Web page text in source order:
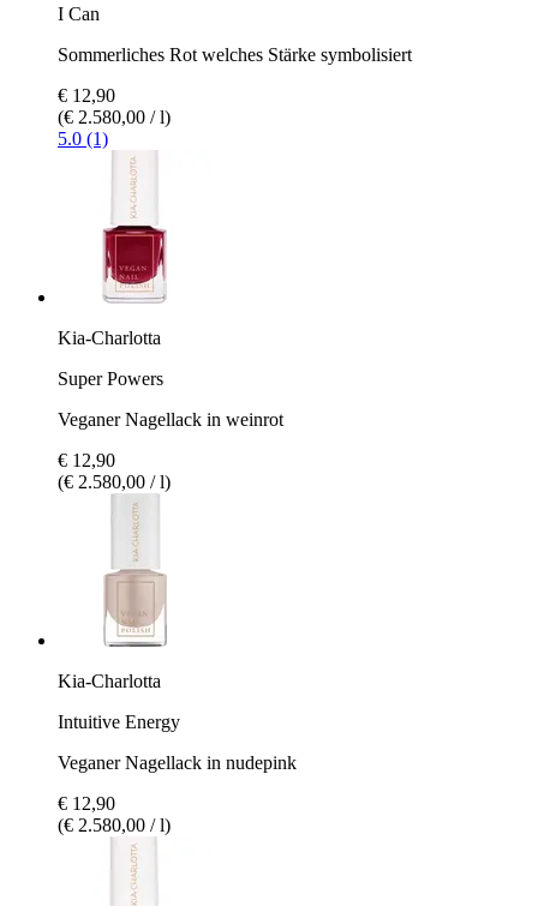
I Can
Sommerliches Rot welches Stärke symbolisiert
€ 12,90
(€ 2.580,00 / l)
5.0 (1)
Kia-Charlotta
Super Powers
Veganer Nagellack in weinrot
€ 12,90
(€ 2.580,00 / l)
Kia-Charlotta
Intuitive Energy
Veganer Nagellack in nudepink
€ 12,90
(€ 2.580,00 / l)